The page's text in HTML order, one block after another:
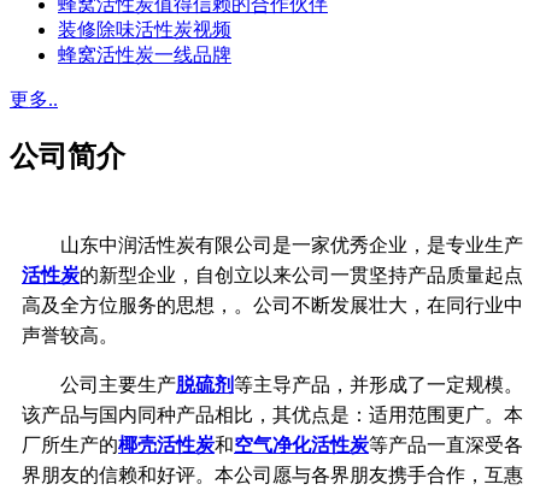
装修除味活性炭视频
蜂窝活性炭一线品牌
更多..
公司简介
山东中润活性炭有限公司是一家优秀企业，是专业生产
活性炭的新型企业，自创立以来公司一贯坚持产品质量起点
高及全方位服务的思想，。公司不断发展壮大，在同行业中
声誉较高。
公司主要生产脱硫剂等主导产品，并形成了一定规模。
该产品与国内同种产品相比，其优点是：适用范围更广。本
厂所生产的椰壳活性炭和空气净化活性炭等产品一直深受各
界朋友的信赖和好评。本公司愿与各界朋友携手合作，互惠